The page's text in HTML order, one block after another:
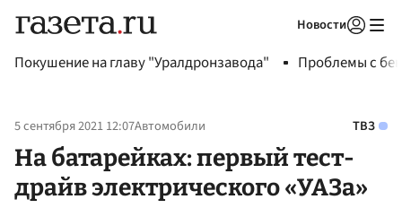
Новости
Покушение на главу "Уралдронзавода" Проблемы с
5 сентября 2021 12:07Автомобили ТВЗ
На батарейках: первый тест-
драйв электрического «УАЗа»